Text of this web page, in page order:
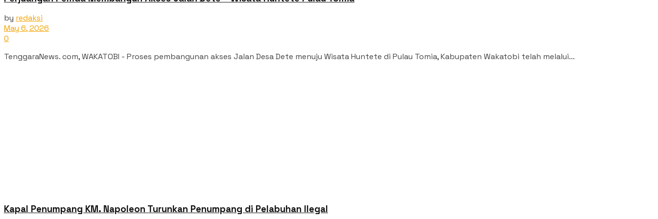
by redaksi
May 6, 2026
0
TenggaraNews. com, WAKATOBI - Proses pembangunan akses Jalan Desa Dete menuju Wisata Huntete di Pulau Tomia, Kabupaten Wakatobi telah melalui...
Kapal Penumpang KM. Napoleon Turunkan Penumpang di Pelabuhan Ilegal